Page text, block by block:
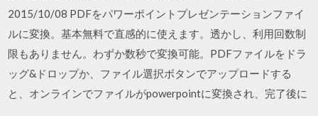
2015/10/08 PDFをパワーポイントプレゼンテーションファイ
ルに変換。基本無料で直感的に使えます。透かし、利用回数制
限もありません。わずか数秒で変換可能。PDFファイルをドラ
ッグ&ドロップか、ファイル選択ボタンでアップロードする
と、オンラインでファイルがpowerpointに変換され、完了後に